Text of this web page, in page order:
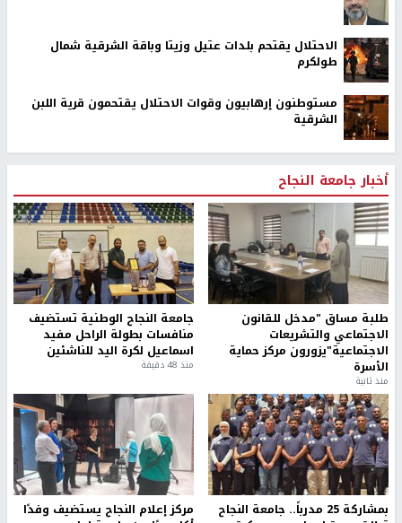
الاحتلال يقتحم بلدات عتيل وزيتا وباقة الشرقية شمال
طولكرم
مستوطنون إرهابيون وقوات الاحتلال يقتحمون قرية اللبن
الشرقية
أخبار جامعة النجاح
طلبة مساق "مدخل للقانون
الاجتماعي والتشريعات
الاجتماعية"يزورون مركز حماية
الأسرة
منذ ثانية
جامعة النجاح الوطنية تستضيف
منافسات بطولة الراحل مفيد
اسماعيل لكرة اليد للناشئين
منذ 48 دقيقة
بمشاركة 25 مدرباً.. جامعة النجاح مركز إعلام النجاح يستضيف وفدًا